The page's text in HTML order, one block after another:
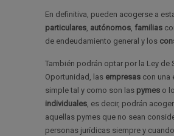
En definitiva, pueden acogerse a
particulares, autónomos, familias
de endeudamiento general y los
También podrán optar por la Ley de
Oportunidad, las empresas con una
simple tal y como son las pymes o
individuales, es decir, podrán
aquellas pymes que no sean
personas jurídicas siempre y